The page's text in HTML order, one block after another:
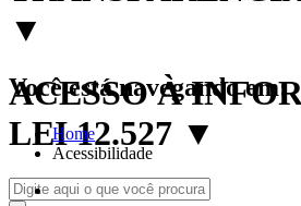
▼
ACESSO À
LEI 12.527 ▼
Você está navegando em:
Home
Acessibilidade